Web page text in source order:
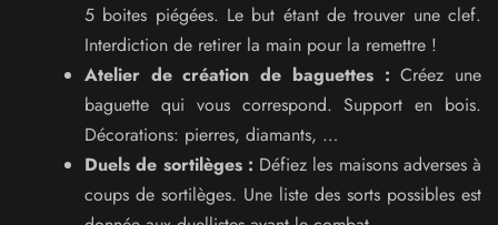
5 boites piégées. Le but étant de trouver une clef.
Interdiction de retirer la main pour la remettre !
Atelier de création de baguettes :Créez une
baguette qui vous correspond. Support en bois.
Décorations: pierres, diamants, …
Duels de sortilèges : Défiez les maisons adverses à
coups de sortilèges. Une liste des sorts possibles est